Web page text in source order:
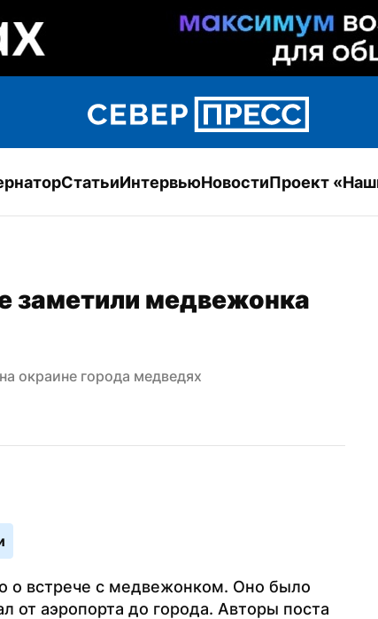
СтатьиИнтервьюНовостиПроект
заметили медвежонка
окраине города медведях
о встрече с медвежонком. Оно было
от аэропорта до города. Авторы поста